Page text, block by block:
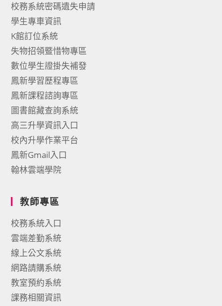
校務系統密碼遺失申請
學生專車資訊
K館訂位系統
失物招領暨惜物專區
數位學生證掛失補發
鳳新學習歷程專區
鳳新課程諮詢專區
圖書館藏查詢系統
高三升學資訊入口
校內升學作業平台
鳳新Gmail入口
翰林雲端學院
教師專區
校務系統入口
雲端差勤系統
線上公文系統
網路請購系統
教室預約系統
課務相關資訊